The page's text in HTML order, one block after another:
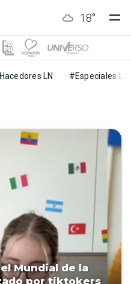
18°
LN #Especiales LN
Mundial de la
por tiktokers